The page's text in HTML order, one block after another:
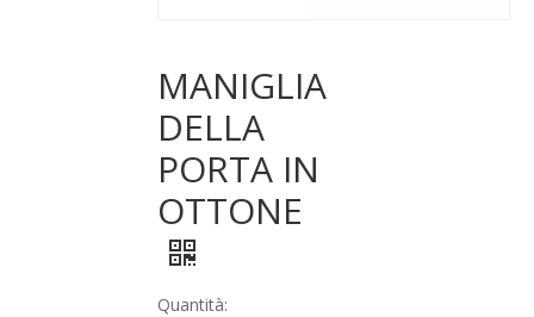
MANIGLIA
DELLA
PORTA IN
OTTONE
Quantità: